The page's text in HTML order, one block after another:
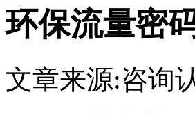
环保流量密
文章来源:咨询